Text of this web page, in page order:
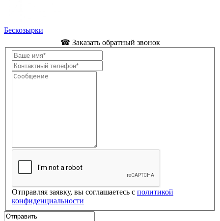
Бескозырки
☎ Заказать обратный звонок
Отправляя заявку, вы соглашаетесь с политикой
конфиденциальности